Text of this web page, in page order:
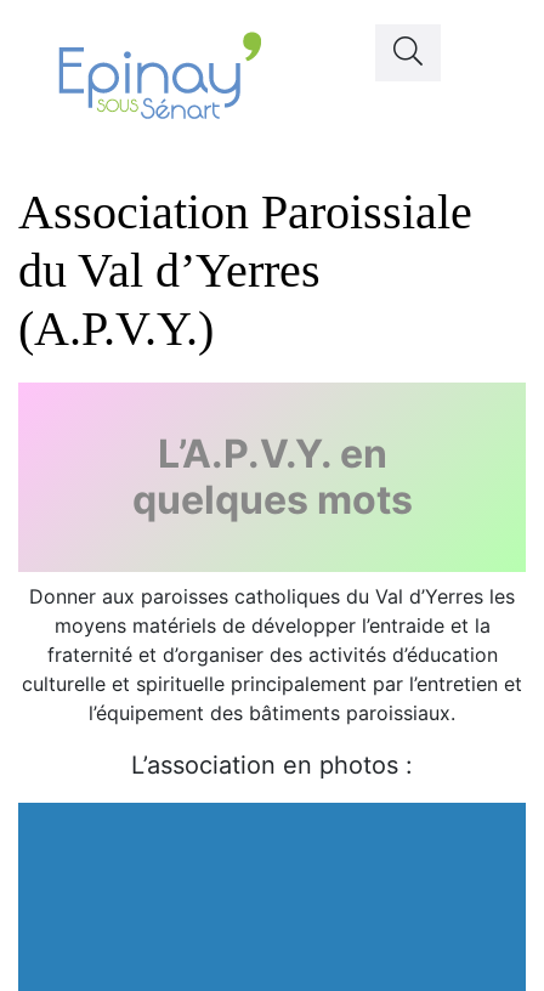
Association Paroissiale
du Val d’Yerres
(A.P.V.Y.)
L’A.P.V.Y. en
quelques mots
Donner aux paroisses catholiques du Val d’Yerres les
moyens matériels de développer l’entraide et la
fraternité et d’organiser des activités d’éducation
culturelle et spirituelle principalement par l’entretien et
l’équipement des bâtiments paroissiaux.
L’association en photos :